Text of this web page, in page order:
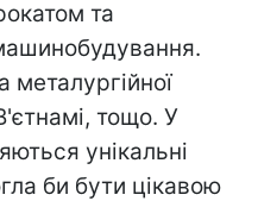
та
металургійної
тощо. У
унікальні
би бути цікавою